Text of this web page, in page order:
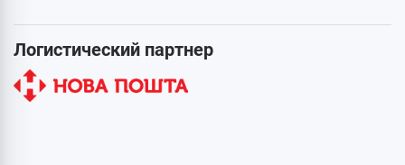
Логистический партнер